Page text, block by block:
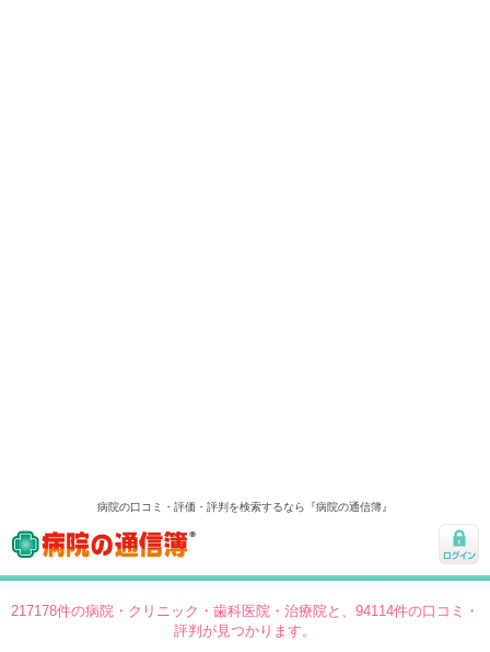
病院の口コミ・評価・評判を検索するなら『病院の通信簿』
病院の通信簿
ログ
217178件の病院・クリニック・歯科医院・治療院と、94114件の口コミ・
評判が見つかります。